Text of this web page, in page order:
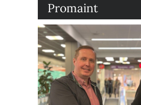
Promaint